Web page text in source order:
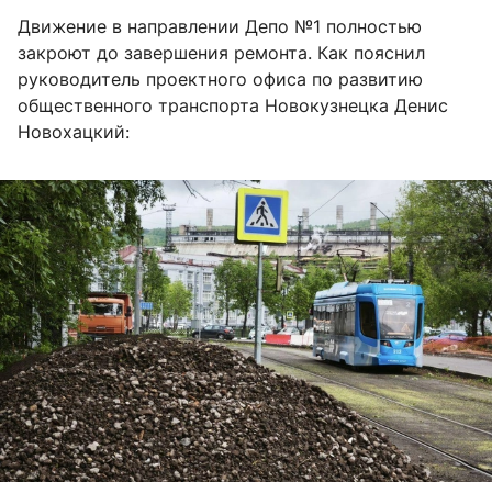
Движение в направлении Депо №1 полностью
закроют до завершения ремонта. Как пояснил
руководитель проектного офиса по развитию
общественного транспорта Новокузнецка Денис
Новохацкий: